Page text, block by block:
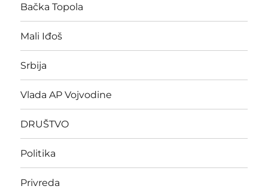
Bačka Topola
Mali Iđoš
Srbija
Vlada AP Vojvodine
DRUŠTVO
Politika
Privreda